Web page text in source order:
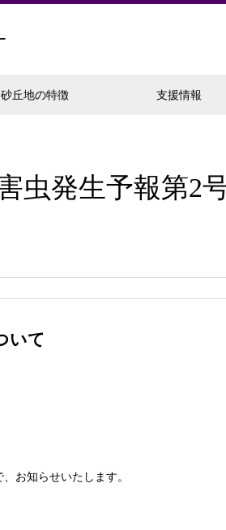
砂丘地の特徴 支援情報
虫発生予報第2
いて
お知らせいたします。